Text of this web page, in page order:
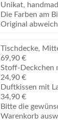
Unikat,
Die Farben am
Original
69,90 €
Stoff-Deckchen
24,90 €
Duftkissen
34,90 €
Bitte die
Warenkorb